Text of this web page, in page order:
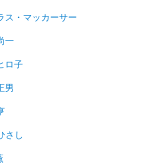
ス・マッカーサー
一
ロ子
男
さし